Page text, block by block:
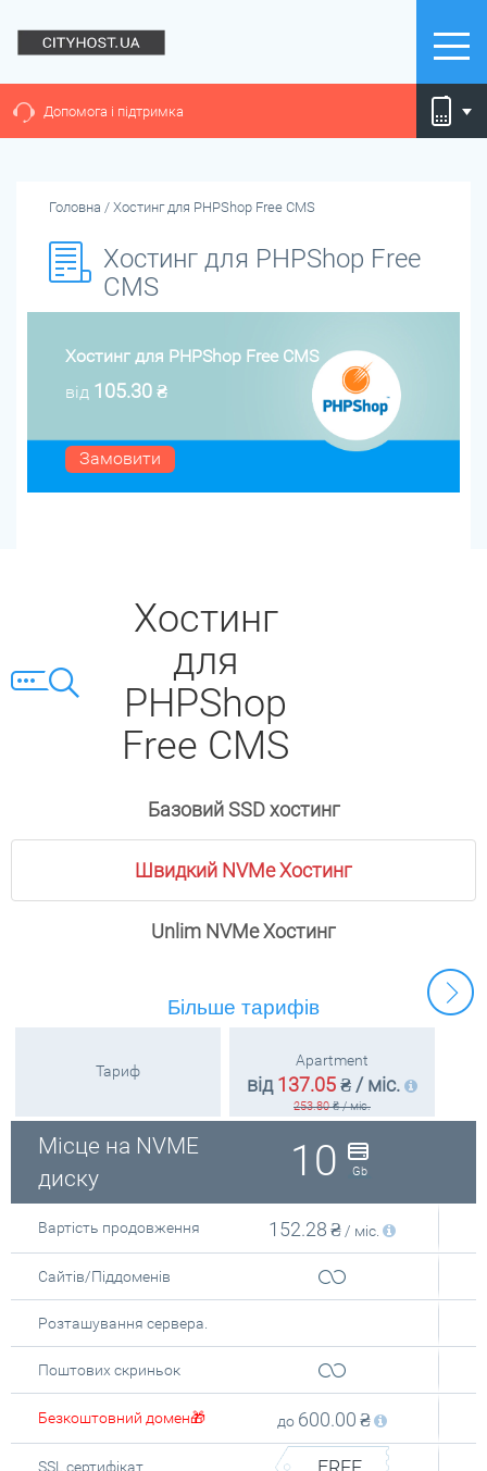
Допомога і підтримка
Головна / Хостинг для PHPShop Free CMS
Хостинг для PHPShop Free
CMS
Хостинг для PHPShop Free CMS
від 105.30₴
Замовити
Хостинг
для
PHPShop
Free CMS
Базовий SSD хостинг
Швидкий NVMe Хостинг
Unlim NVMe Хостинг
Більше тарифів
Тариф
Apartment
від137.05₴ / міс.
253.80 ₴/ міс.
Місце на NVME
диску
10 Gb
Вартість продовження 152.28₴/ міс.
Сайтів/Піддоменів
Розташування сервера.
Поштових скриньок
Безкоштовний домен🎁 до 600.00₴
SSL cертифікат